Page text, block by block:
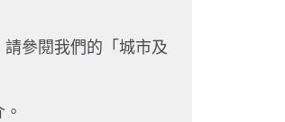
參閱我們的「城市及